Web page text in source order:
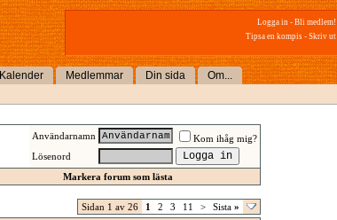
Logga in - Bli medlem!
Tipsa en kompis - Skriv ut
Kalender Medlemmar Din sida Om...
Användarnamn
Kom ihåg mig?
Lösenord
Markera forum som lästa
Sidan 1 av 26 1 2 3 11 > Sista »